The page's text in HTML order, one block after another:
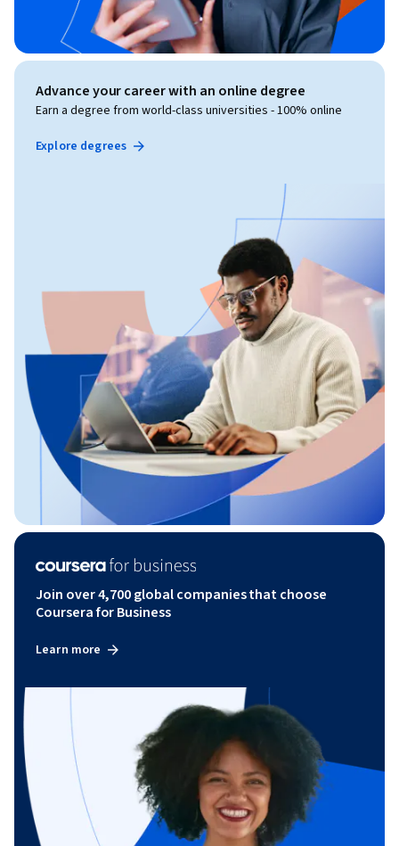
Advance your career with an online degree
Earn a degree from world-class universities - 100% online
Explore degrees
Join over 4,700 global companies that choose
Coursera for Business
Learn more